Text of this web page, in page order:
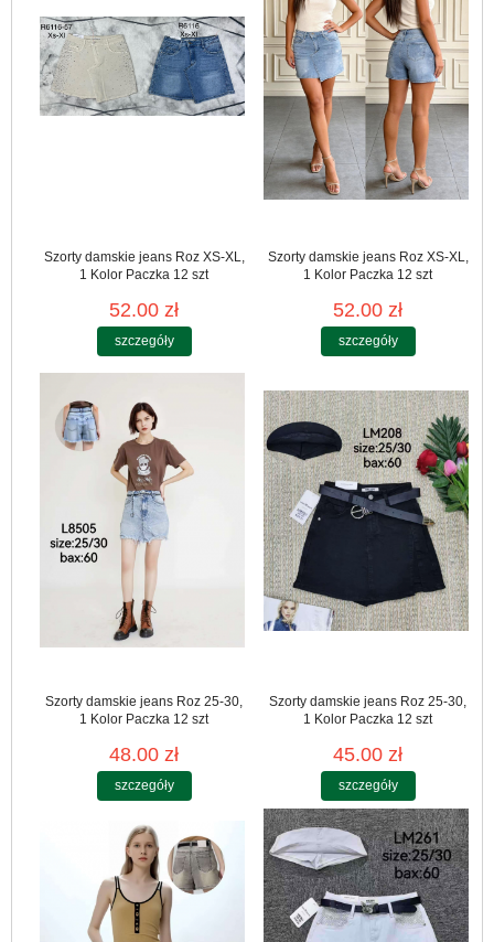
Szorty damskie jeans Roz XS-XL,
1 Kolor Paczka 12 szt
52.00 zł
szczegóły
Szorty damskie jeans Roz XS-XL,
1 Kolor Paczka 12 szt
52.00 zł
szczegóły
Szorty damskie jeans Roz 25-30,
1 Kolor Paczka 12 szt
48.00 zł
szczegóły
Szorty damskie jeans Roz 25-30,
1 Kolor Paczka 12 szt
45.00 zł
szczegóły